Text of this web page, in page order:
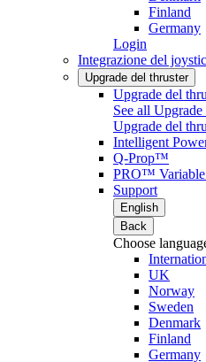
Finland
Germany
Login
Integrazione del
Upgrade del thruster
Upgrade del
See all
Upgrade del
Intelligent
Q-Prop™
PRO™ Variable
Support
English
Back
Choose
UK
Norway
Sweden
Denmark
Finland
Germany